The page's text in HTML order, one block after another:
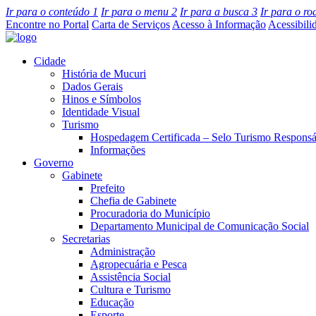
Ir para o conteúdo 1 Ir para o menu 2 Ir para a busca 3 Ir para o
Encontre no Portal Carta de Serviços Acesso à Informação
Cidade
História de Mucuri
Dados Gerais
Hinos e Símbolos
Identidade Visual
Turismo
Hospedagem Certificada – Selo Turismo
Informações
Governo
Gabinete
Prefeito
Chefia de Gabinete
Procuradoria do Município
Departamento Municipal de Comunicação Social
Secretarias
Administração
Agropecuária e Pesca
Assistência Social
Cultura e Turismo
Educação